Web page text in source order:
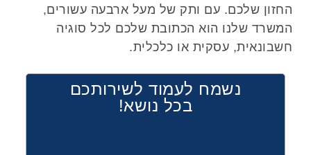
החזון שלכם. עם ותק של מעל ארבעה עשורים,
המשרד שלנו הוא הכתובת שלכם לכל סוגיה
חשבונאית, עסקית או כלכלית.
נשמח לעמוד לשירותכם
בכל נושא!